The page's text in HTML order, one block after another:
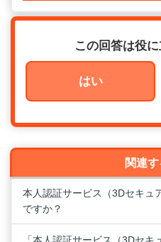
この回答は役
はい
関連
本人認証サービス（3Dセキュ
ですか？
「本人認証サービス（3Dセキ